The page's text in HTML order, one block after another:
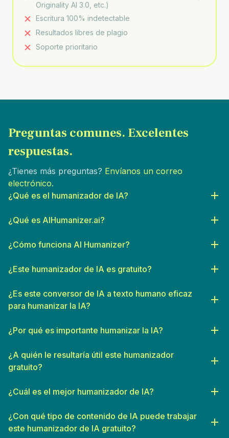
Originality AI 3.0, etc.)
Escritura 100% indetectable
Resultados libres de plagio
Soporte prioritario
Preguntas comunes. Excelentes
respuestas.
¿Tienes más preguntas? Envíanos un correo
electrónico.
¿Qué es el humanizador de IA?
¿Qué es AIHumanizer.ai?
¿Cómo funciona AI Humanizer?
¿Este humanizador de IA es gratuito?
¿Es este conversor de IA a texto humano eficaz
para humanizar la IA?
¿Por qué es importante humanizar la IA?
¿A quién le resultaría útil este humanizador
gratuito?
alta calidad que cumpla con las pautas de los motores de
Escritores independientes: busca ayuda para redactar
borradores de contenido iniciales que puedan perfeccionarse
¿Cuál es el mejor humanizador de IA?
¿Con qué tipo de contenido de IA puede trabajar
este humanizador de IA gratuito?